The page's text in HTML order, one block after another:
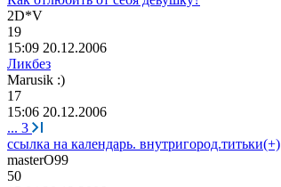
2D*V
19
15:09 20.12.2006
Ликбез
Marusik :)
17
15:06 20.12.2006
... 3
ссылка на календарь. внутригород.титьки(+)
masterO99
50